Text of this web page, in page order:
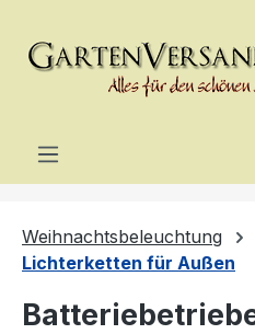
Weihnachtsbeleuchtung
Lichterketten für Außen